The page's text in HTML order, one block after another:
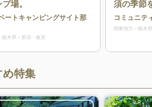
場。
ートキャンピングサイト那
栃木県 那須・板室
須の季節
も子ども
体験がで
コミュニテ
関東地方 栃木県
特集